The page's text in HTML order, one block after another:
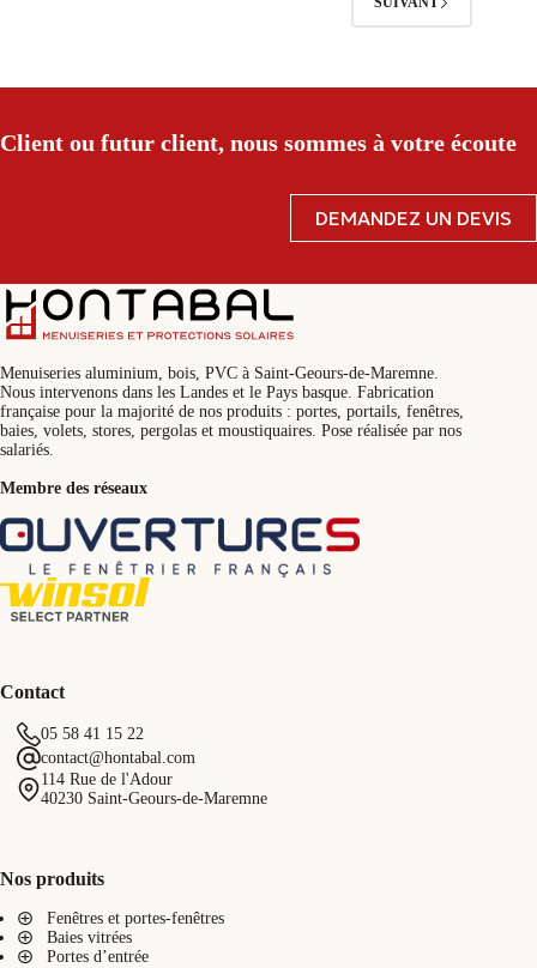
Client ou futur client, nous sommes à votre écoute
DEMANDEZ UN DEVIS
Menuiseries aluminium, bois, PVC à Saint-Geours-de-Maremne.
Nous intervenons dans les Landes et le Pays basque. Fabrication
française pour la majorité de nos produits : portes, portails, fenêtres,
baies, volets, stores, pergolas et moustiquaires. Pose réalisée par nos
salariés.
Membre des réseaux
Contact
05 58 41 15 22
contact@hontabal.com
114 Rue de l'Adour
40230 Saint-Geours-de-Maremne
Nos produits
Fenêtres et portes-fenêtres
Baies vitrées
Portes d’entrée